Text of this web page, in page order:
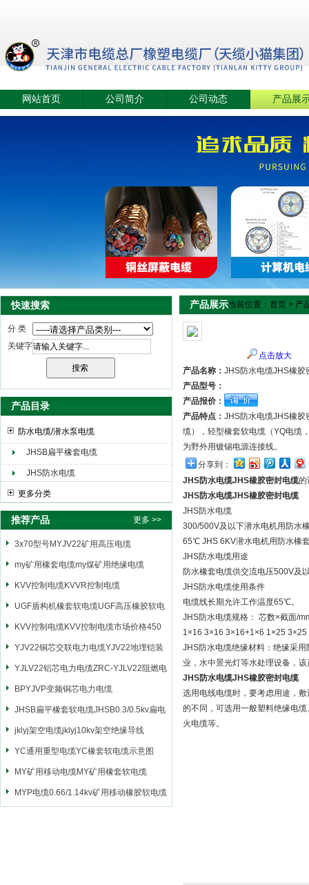
天津市电缆总厂橡塑电缆厂（天缆小猫集团）
网站首页 公司简介 公司动态 产品展
快速搜索
分 类
关键字
产品目录
防水电缆/潜水泵电缆
JHSB扁平橡套电缆
JHS防水电缆
更多分类
推荐产品 更多 >>
3x70型号MYJV22矿用高压电缆
my矿用橡套电缆my煤矿用绝缘电缆
KVV控制电缆KVVR控制电缆
UGF盾构机橡套软电缆UGF高压橡胶软电
缆
KVV控制电缆KVV控制电缆市场价格450
YJV22铜芯交联电力电缆YJV22地埋铠装
电源电缆
YJLV22铝芯电力电缆ZRC-YJLV22阻燃电
力电缆
BPYJVP变频铜芯电力电缆
JHSB扁平橡套软电缆JHSB0.3/0.5kv扁电
缆
jklyj架空电缆jklyj10kv架空绝缘导线
YC通用重型电缆YC橡套软电缆示意图
MY矿用移动电缆MY矿用橡套软电缆
MYP电缆0.66/1.14kv矿用移动橡胶软电缆
产品展示当前位置： 首页 > 产
点击放大
产品名称： JHS防水电缆JHS橡胶
产品型号：
产品报价：
产品特点： JHS防水电缆JHS橡胶
缆），轻型橡套软电缆（YQ电缆
为野外用镀锡电源连接线。
分享到：
JHS防水电缆JHS橡胶密封电缆的
JHS防水电缆JHS橡胶密封电缆
JHS防水电缆
300/500V及以下潜水电机用防水
65℃ JHS 6KV潜水电机用防水橡
JHS防水电缆用途
防水橡套电缆供交流电压500V及
JHS防水电缆使用条件
电缆线长期允许工作温度65℃。
JHS防水电缆规格： 芯数×截面/
1×16 3×16 3×16+1×6 1×25
JHS防水电缆绝缘材料：绝缘采
业，水中景光灯等水处理设备，
JHS防水电缆JHS橡胶密封电缆
选用电线电缆时，要考虑用途，
的不同，可选用一般塑料绝缘电
火电缆等。